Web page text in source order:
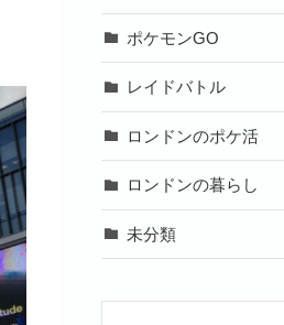
ポケモンGO
レイドバトル
ロンドンのポケ活
ロンドンの暮らし
未分類